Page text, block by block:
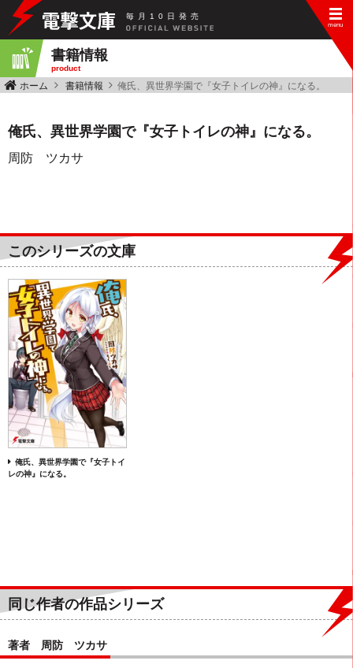
毎 月 10 日 発 売
書籍情報
product
ホーム 書籍情報 俺氏、異世界学園で『女子トイレの神』になる。
俺氏、異世界学園で『女子トイレの神』になる。
周防 ツカサ
このシリーズの文庫
俺氏、異世界学園で『女子トイ
レの神』になる。
同じ作者の作品シリーズ
著者 周防 ツカサ